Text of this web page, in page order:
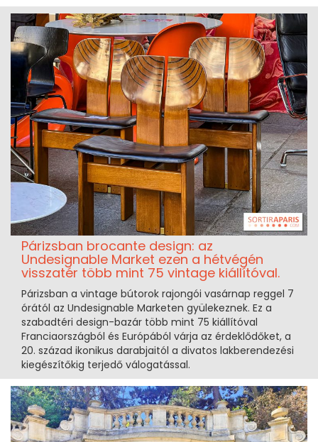
Párizsban brocante design: az
Undesignable Market ezen a hétvégén
visszatér több mint 75 vintage kiállítóval.
Párizsban a vintage bútorok rajongói vasárnap reggel 7
órától az Undesignable Marketen gyülekeznek. Ez a
szabadtéri design-bazár több mint 75 kiállítóval
Franciaországból és Európából várja az érdeklődőket, a
20. század ikonikus darabjaitól a divatos lakberendezési
kiegészítőkig terjedő válogatással.